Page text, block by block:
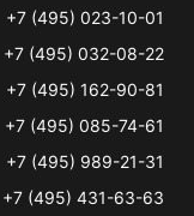
+7 (495) 023-10-01
+7 (495) 032-08-22
+7 (495) 162-90-81
+7 (495) 085-74-61
+7 (495) 989-21-31
+7 (495) 431-63-63